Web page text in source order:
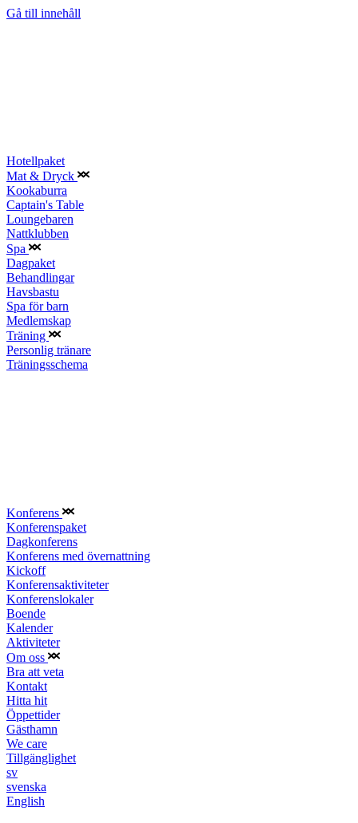
Gå till innehåll
Hotellpaket
Mat & Dryck
Kookaburra
Captain's Table
Loungebaren
Nattklubben
Spa
Dagpaket
Behandlingar
Havsbastu
Spa för barn
Medlemskap
Träning
Personlig tränare
Träningsschema
Konferens
Konferenspaket
Dagkonferens
Konferens med övernattning
Kickoff
Konferensaktiviteter
Konferenslokaler
Boende
Kalender
Aktiviteter
Om oss
Bra att veta
Kontakt
Hitta hit
Öppettider
Gästhamn
We care
Tillgänglighet
sv
svenska
English